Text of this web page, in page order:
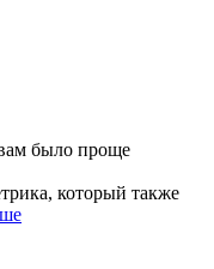
было проще
который также